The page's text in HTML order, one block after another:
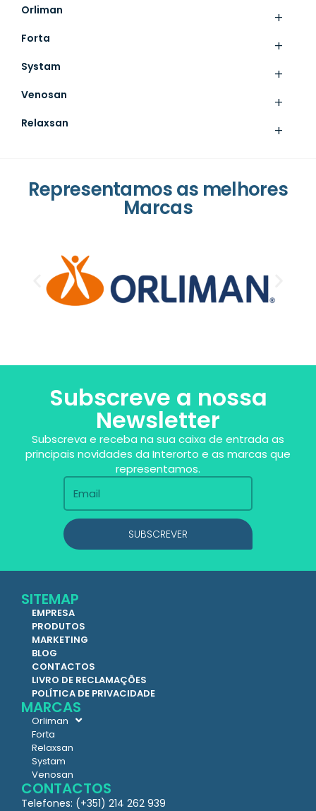
+
Orliman
+
Forta
+
Systam
+
Venosan
+
Relaxsan
Representamos as melhores
Marcas
Subscreve a nossa
Newsletter
Subscreva e receba na sua caixa de entrada as
principais novidades da Interorto e as marcas que
representamos.
SUBSCREVER
SITEMAP
EMPRESA
PRODUTOS
MARKETING
BLOG
CONTACTOS
LIVRO DE RECLAMAÇÕES
POLÍTICA DE PRIVACIDADE
MARCAS
Orliman
Forta
Relaxsan
Systam
Venosan
CONTACTOS
Telefones: (+351) 214 262 939